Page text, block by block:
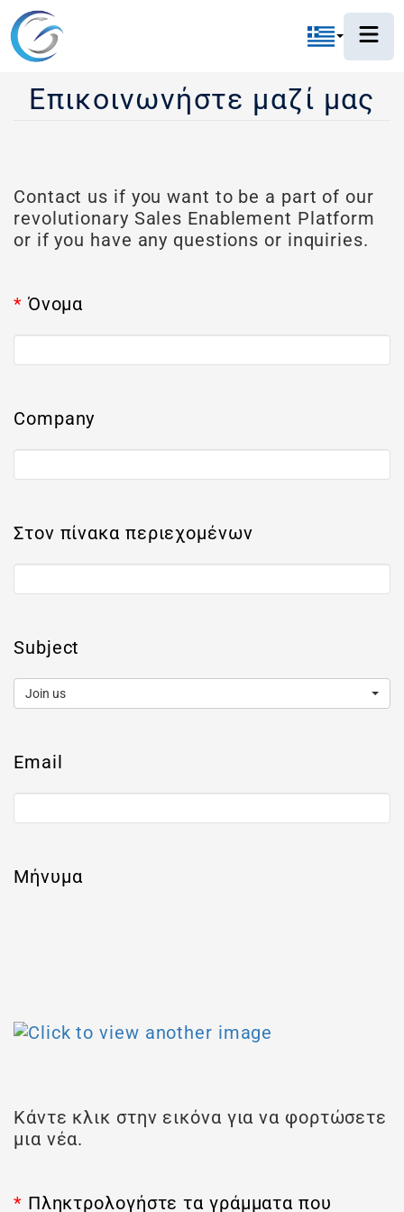
Επικοινωνήστε μαζί μας
Contact us if you want to be a part of our
revolutionary Sales Enablement Platform
or if you have any questions or inquiries.
* Όνομα
Company
Στον πίνακα περιεχομένων
Subject
Join us
Email
Μήνυμα
Κάντε κλικ στην εικόνα για να φορτώσετε
μια νέα.
*